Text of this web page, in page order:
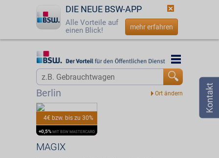
DIE NEUE BSW-APP
Alle Vorteile auf
einen Blick!
mehr erfahren
Startseite
Jetzt BSW-Mitglied werden
Login
☎ 0800 - 279 25 82
Berlin
Startseite
MAGIX
4€ bzw. bis zu 30%
+0,5% MIT BSW MASTERCARD
MAGIX